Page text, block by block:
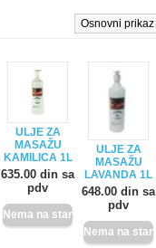
ULJE ZA
MASAŽU
KAMILICA 1L
635.00 din sa
pdv
ULJE ZA
MASAŽU
LAVANDA 1L
648.00 din sa
pdv